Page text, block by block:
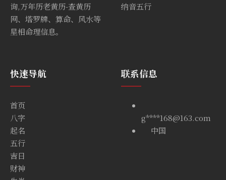
询,万年历老黄历-查黄历
网、塔罗牌、算命、风水等
星相命理信息。
纳音五行
快速导航
首页
八字
起名
五行
吉日
财神
联系信息
g****168@163.com
中国